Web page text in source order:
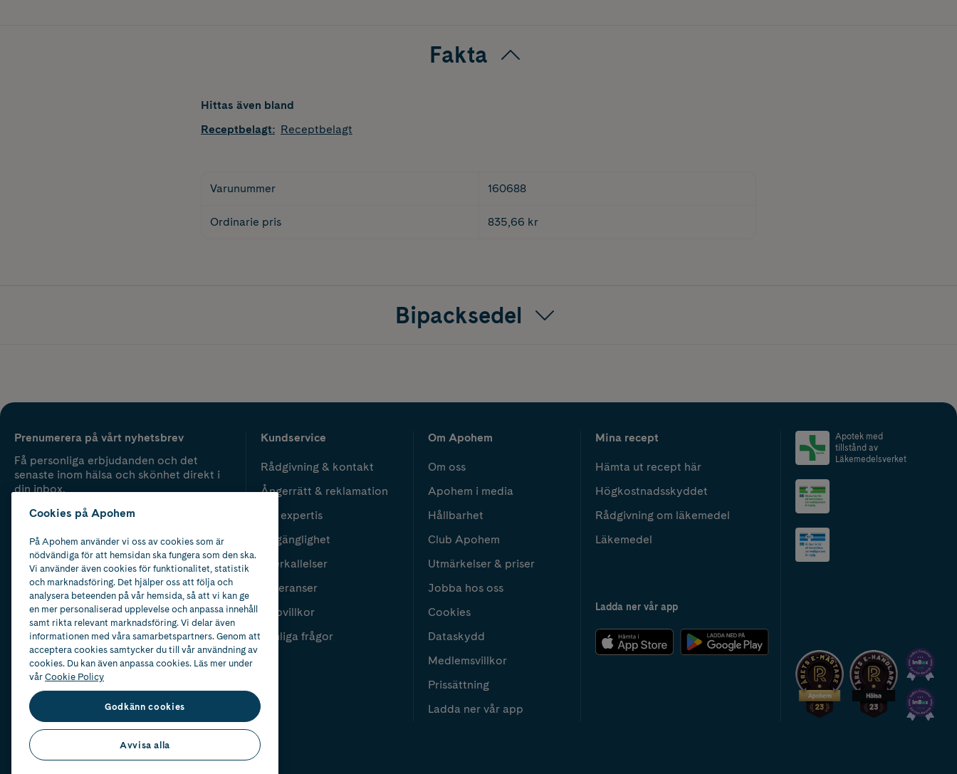
Fakta
Hittas även bland
Receptbelagt: Receptbelagt
Varunummer 160688
Ordinarie pris 835,66 kr
Bipacksedel
Prenumerera på vårt nyhetsbrev
Få personliga erbjudanden och det
senaste inom hälsa och skönhet direkt i
din inbox.
Kundservice
Rådgivning & kontakt
Ångerrätt & reklamation
Vår expertis
Tillgänglighet
Återkallelser
Leveranser
Köpvillkor
Vanliga frågor
Om Apohem
Om oss
Apohem i media
Hållbarhet
Club Apohem
Utmärkelser & priser
Jobba hos oss
Cookies
Dataskydd
Medlemsvillkor
Prissättning
Ladda ner vår app
Mina recept
Hämta ut recept här
Högkostnadsskyddet
Rådgivning om läkemedel
Läkemedel
Ladda ner vår app
Apotek med
tillstånd av
Läkemedelsverket
2024
Cookies på Apohem
På Apohem använder vi oss av cookies som är
nödvändiga för att hemsidan ska fungera som den ska.
Vi använder även cookies för funktionalitet, statistik
och marknadsföring. Det hjälper oss att följa och
analysera beteenden på vår hemsida, så att vi kan ge
en mer personaliserad upplevelse och anpassa innehåll
samt rikta relevant marknadsföring. Vi delar även
informationen med våra samarbetspartners. Genom att
acceptera cookies samtycker du till vår användning av
cookies. Du kan även anpassa cookies. Läs mer under
vårCookie Policy
Godkänn cookies
Avvisa alla